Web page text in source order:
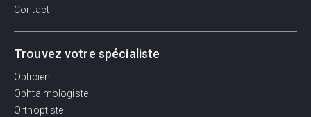
Contact
Trouvez votre spécialiste
Opticien
Ophtalmologiste
Orthoptiste